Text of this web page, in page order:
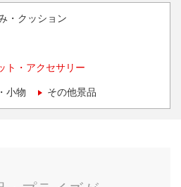
・クッション
ト・アクセサリー
小物 その他景品